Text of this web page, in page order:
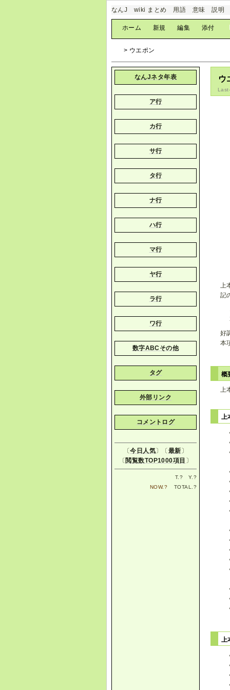
なんJ wiki まとめ 用語 意味 説
ホーム 新規 編集 添付
> ウエポン
ウ
記
好
本
概
上
上
なんJネタ年表
ア行
カ行
サ行
タ行
ナ行
ハ行
マ行
ヤ行
ラ行
ワ行
数字ABCその他
タグ
外部リンク
コメントログ
〔今日人気〕〔 最新 〕
〔 閲覧数TOP1000項目 〕
T.? Y.?
NOW.? TOTAL.?